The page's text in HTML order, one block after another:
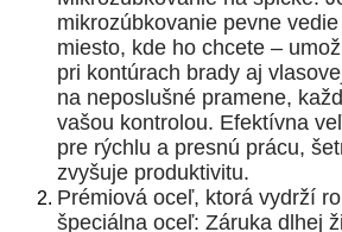
mikrozúbkovanie pevne
miesto, kde ho chcete –
pri kontúrach brady aj
na neposlušné pramene,
vašou kontrolou. Efektívna
pre rýchlu a presnú prácu,
zvyšuje produktivitu.
Prémiová oceľ, ktorá vydrží
špeciálna oceľ: Záruka dlhej